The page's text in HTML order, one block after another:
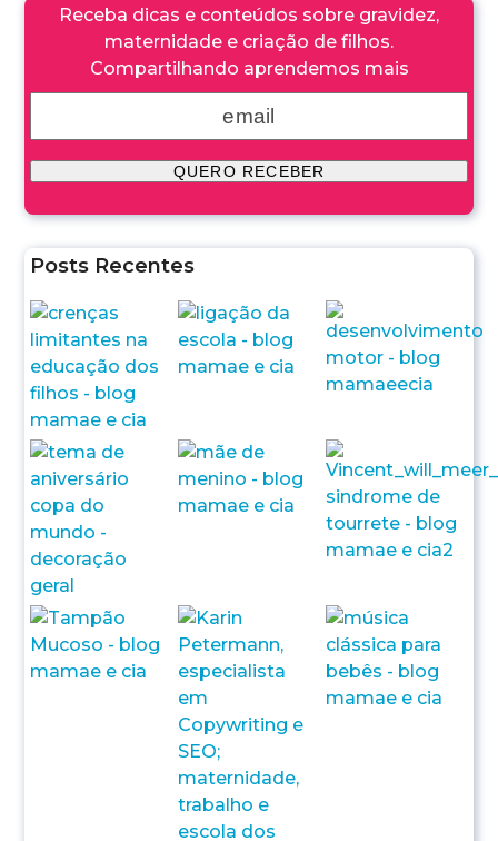
Receba dicas e conteúdos sobre gravidez,
maternidade e criação de filhos.
Compartilhando aprendemos mais
Posts Recentes